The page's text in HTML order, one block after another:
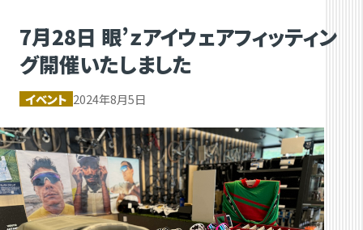
7月28日 眼’ｚアイウェアフィッティン
グ開催いたしました
イベント 2024年8月5日